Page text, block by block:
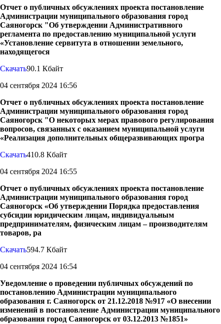
Отчет о публичных обсужлениях проекта постановление
Администрации муниципального образования город
Саяногорск "Об утверждении Административного
регламента по предоставлению муниципальной услуги
«Установление сервитута в отношении земельного,
находящегося
Скачать90.1 Кбайт
04 сентября 2024 16:56
Отчет о публичных обсужлениях проекта постановление
Администрации муниципального образования город
Саяногорск "О некоторых мерах правового регулирования
вопросов, связанных с оказанием муниципальной услуги
«Реализация дополнительных общеразвивающих програ
Скачать410.8 Кбайт
04 сентября 2024 16:55
Отчет о публичных обсужлениях проекта постановление
Администрации муниципального образования город
Саяногорск «Об утверждении Порядка предоставления
субсидии юридическим лицам, индивидуальным
предпринимателям, физическим лицам – производителям
товаров, ра
Скачать594.7 Кбайт
04 сентября 2024 16:54
Уведомление о проведении публичных обсуждений по
постановлению Администрации муниципального
образования г. Саяногорск от 21.12.2018 №917 «О внесении
изменений в постановление Администрации муниципального
образования город Саяногорск от 03.12.2013 №1851»